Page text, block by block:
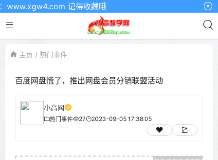
记得收藏哦
主页 热门事件
百度网盘慌了，推出网盘会员分销联盟活动
小高网
热门事件 27 2023-09-05 17:38:05